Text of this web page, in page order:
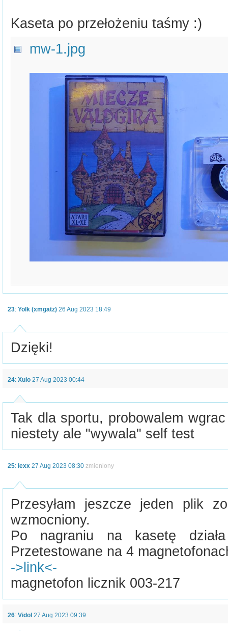
Kaseta po przełożeniu taśmy :)
mw-1.jpg
23: Yolk (xmgatz) 26 Aug 2023 18:49
Dzięki!
24: Xuio 27 Aug 2023 00:44
Tak dla sportu, probowalem
niestety ale "wywala" self test
25: lexx 27 Aug 2023 08:30 zmieniony
Przesyłam jeszcze jeden plik
wzmocniony.
Po nagraniu na kasetę
Przetestowane na 4
->link<-
magnetofon licznik 003-217
26: Vidol 27 Aug 2023 09:39